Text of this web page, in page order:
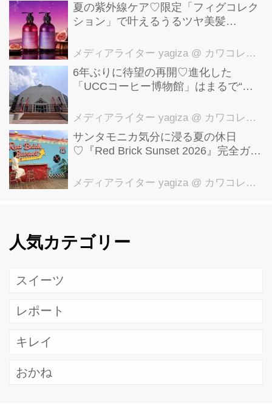
夏の紫外線ケア♡限定「フィグコレク
ション」で叶えるうるツヤ美髪
メディアライター yagiza @ カワコレメディア編集部
6年ぶりに待望の再開♡進化した
「UCCコーヒー博物館」はまるで“コ
貌を公開
メディアライター yagiza @ カワコレメディア編集部
サンタモニカ気分に浸る夏の休日
♡『Red Brick Sunset 2026』完全ガイ
メディアライター yagiza @ カワコレメディア編集部
人気カテゴリー
スイーツ
レポート
キレイ
おかね